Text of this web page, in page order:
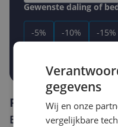
Gewenste daling of
-5% -10% -15%
Reviews
Er zijn nog geen
gegevens
Wij en onze
vergelijkbare